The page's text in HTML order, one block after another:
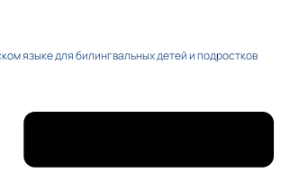
языке для билингвальных детей и подростков